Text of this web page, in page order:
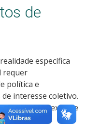
de
específica
requer
política e
interesse coletivo.
e complexidade